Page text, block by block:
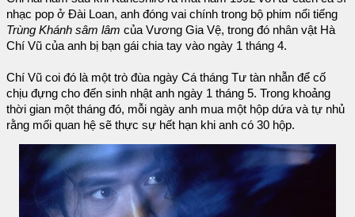
nhạc pop ở Đài Loan, anh đóng vai chính trong bộ phim nổi tiếng
Trùng Khánh sâm lâm của Vương Gia Vệ, trong đó nhân vật Hà
Chí Vũ của anh bị bạn gái chia tay vào ngày 1 tháng 4.
Chí Vũ coi đó là một trò đùa ngày Cá tháng Tư tàn nhẫn để cố
chịu đựng cho đến sinh nhật anh ngày 1 tháng 5. Trong khoảng
thời gian một tháng đó, mỗi ngày anh mua một hộp dứa và tự nhủ
rằng mối quan hệ sẽ thực sự hết hạn khi anh có 30 hộp.